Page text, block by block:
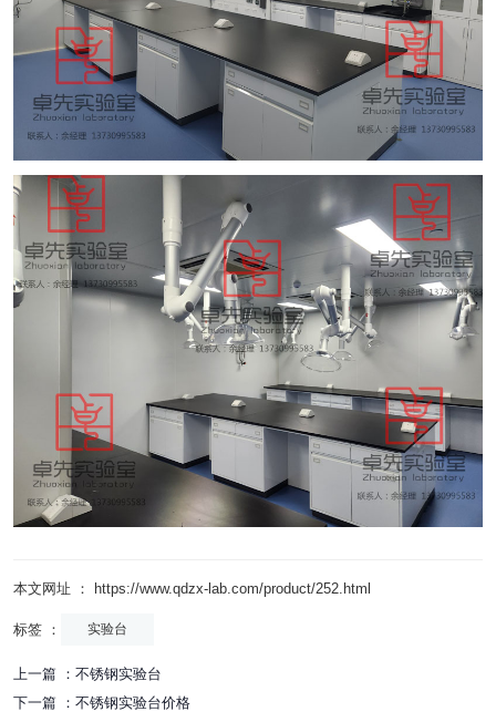
本文网址 ： https://www.qdzx-lab.com/product/252.html
标签 ： 实验台
上一篇 ： 不锈钢实验台
下一篇 ： 不锈钢实验台价格